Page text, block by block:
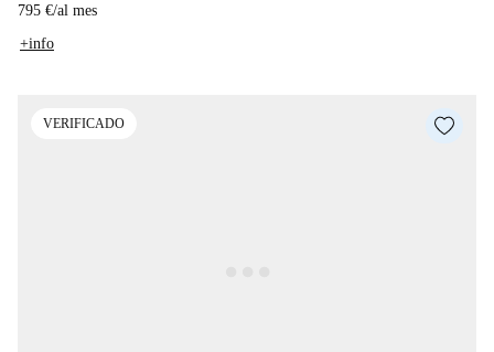
795 €/al mes
+info
VERIFICADO